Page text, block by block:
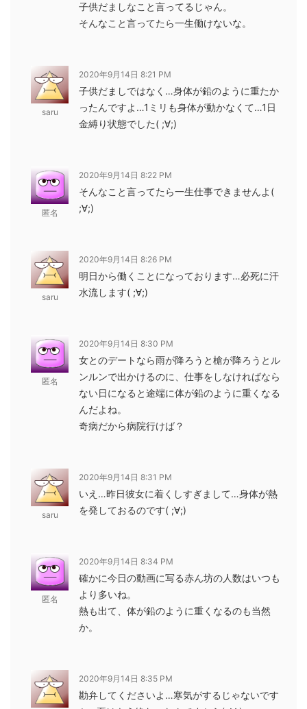
子供だましなこと言ってるじゃん。
そんなこと言ってたら一生働けないな。
saru
2020年9月14日 8:21 PM
子供だましではなく…身体が鉛のように重たか
ったんですよ…1ミリも身体が動かなくて…1日
金縛り状態でした( ;∀;)
匿名
2020年9月14日 8:22 PM
そんなこと言ってたら一生仕事できませんよ(
;∀;)
saru
2020年9月14日 8:26 PM
明日から働くことになっております…必死に汗
水流します( ;∀;)
匿名
2020年9月14日 8:30 PM
女とのデートなら雨が降ろうと槍が降ろうとル
ンルンで出かけるのに、仕事をしなければなら
ない日になると途端に体が鉛のように重くなる
んだよね。
奇病だから病院行けば？
saru
2020年9月14日 8:31 PM
いえ…昨日彼女に着くしすぎまして…身体が熱
を発しておるのです( ;∀;)
匿名
2020年9月14日 8:34 PM
確かに今日の動画に写る赤ん坊の人数はいつも
より多いね。
熱も出て、体が鉛のように重くなるのも当然
か。
2020年9月14日 8:35 PM
勘弁してくださいよ…寒気がするじゃないです